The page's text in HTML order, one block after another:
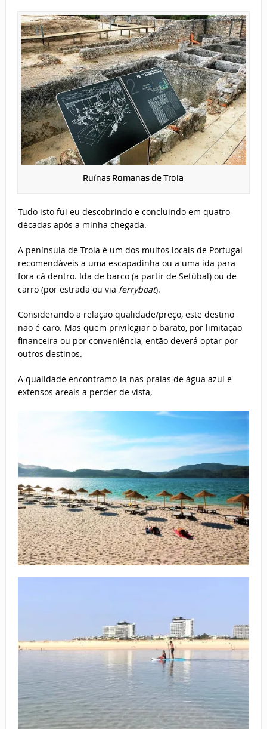
Ruínas Romanas de Troia
Tudo isto fui eu descobrindo e concluindo em quatro
décadas após a minha chegada.
A península de Troia é um dos muitos locais de Portugal
recomendáveis a uma escapadinha ou a uma ida para
fora cá dentro. Ida de barco (a partir de Setúbal) ou de
carro (por estrada ou via ferryboat).
Considerando a relação qualidade/preço, este destino
não é caro. Mas quem privilegiar o barato, por limitação
financeira ou por conveniência, então deverá optar por
outros destinos.
A qualidade encontramo-la nas praias de água azul e
extensos areais a perder de vista,